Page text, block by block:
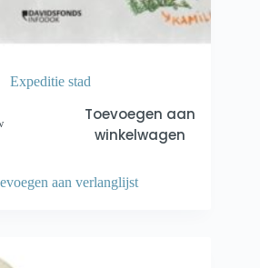
Expeditie stad
Toevoegen aan
winkelwagen
aan verlanglijst